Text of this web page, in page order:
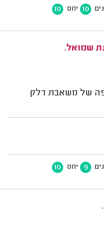
10 יחס 10
שמואל.
החלפה של משאבת דלק
9 יחס 10